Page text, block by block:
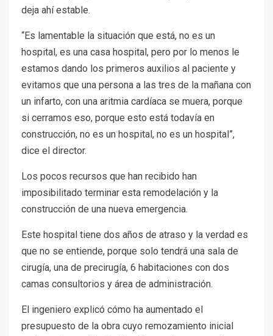
deja ahí estable.
“Es lamentable la situación que está, no es un
hospital, es una casa hospital, pero por lo menos le
estamos dando los primeros auxilios al paciente y
evitamos que una persona a las tres de la mañana con
un infarto, con una aritmia cardíaca se muera, porque
si cerramos eso, porque esto está todavía en
construcción, no es un hospital, no es un hospital”,
dice el director.
Los pocos recursos que han recibido han
imposibilitado terminar esta remodelación y la
construcción de una nueva emergencia.
Este hospital tiene dos años de atraso y la verdad es
que no se entiende, porque solo tendrá una sala de
cirugía, una de precirugía, 6 habitaciones con dos
camas consultorios y área de administración.
El ingeniero explicó cómo ha aumentado el
presupuesto de la obra cuyo remozamiento inicial